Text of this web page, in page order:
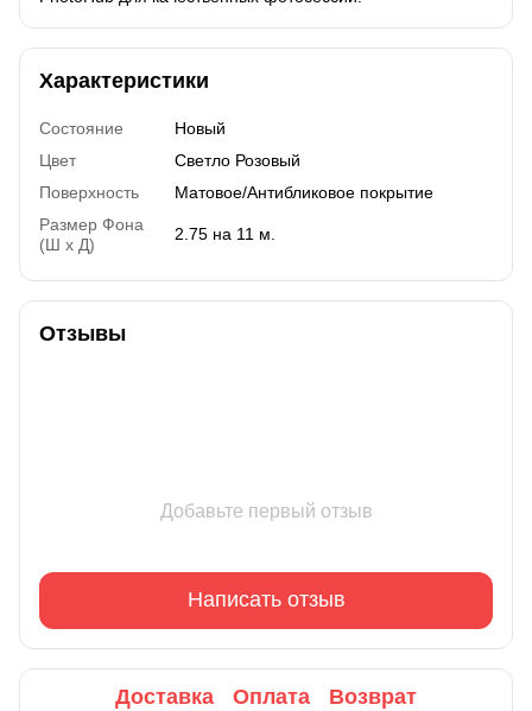
Характеристики
Состояние
Новый
Цвет
Светло Розовый
Поверхность
Матовое/Антибликовое покрытие
Размер Фона
(Ш х Д)
2.75 на 11 м.
Отзывы
Добавьте первый отзыв
Написать отзыв
Доставка Оплата Возврат